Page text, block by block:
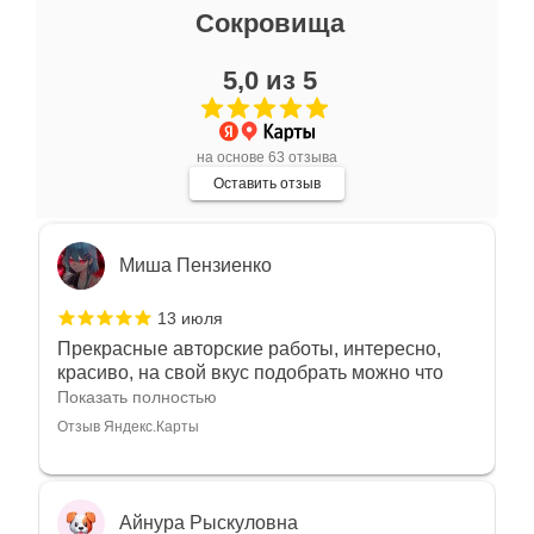
Сокровища
5,0 из 5
на основе 63 отзыва
Оставить отзыв
Очень большой выбор украшений! Каждое -
индивидуально и завораживает своей
красотой! Трудно не купить всё! Спасибо!
Отзыв Яндекс.Карты
Миша Пензиенко
13 июля
Прекрасные авторские работы, интересно,
красиво, на свой вкус подобрать можно что
угодно
Показать полностью
Отзыв Яндекс.Карты
Айнура Рыскуловна